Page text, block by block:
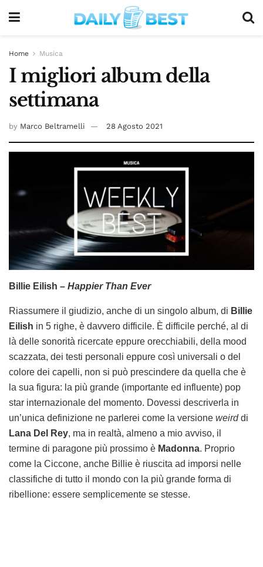
Home Musica
I migliori album della
settimana
by Marco Beltramelli 28 Agosto 2021
Billie Eilish – Happier Than Ever
Riassumere il giudizio, anche di un singolo album, di Billie
Eilish in 5 righe, è davvero difficile. È difficile perché, al di
là delle sonorità ricercate eppure orecchiabili, della mood
scazzata, dei testi personali eppure così universali o del
colore dei capelli, non si può prescindere da quella che è
la sua figura: la più grande (importante ed influente) pop
star internazionale del momento. Dovessi descriverla in
un’unica definizione ne parlerei come la versione weirddi
Lana Del Rey, ma in realtà, almeno a mio avviso, il
termine di paragone più prossimo è Madonna. Proprio
come la Ciccone, anche Billie è riuscita ad imporsi nelle
classifiche di tutto il mondo con la più grande forma di
ribellione: essere semplicemente se stesse.